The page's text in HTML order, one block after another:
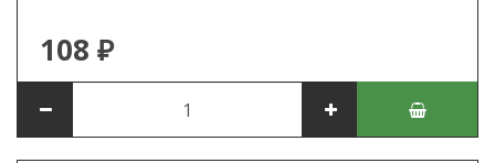
108 ₽